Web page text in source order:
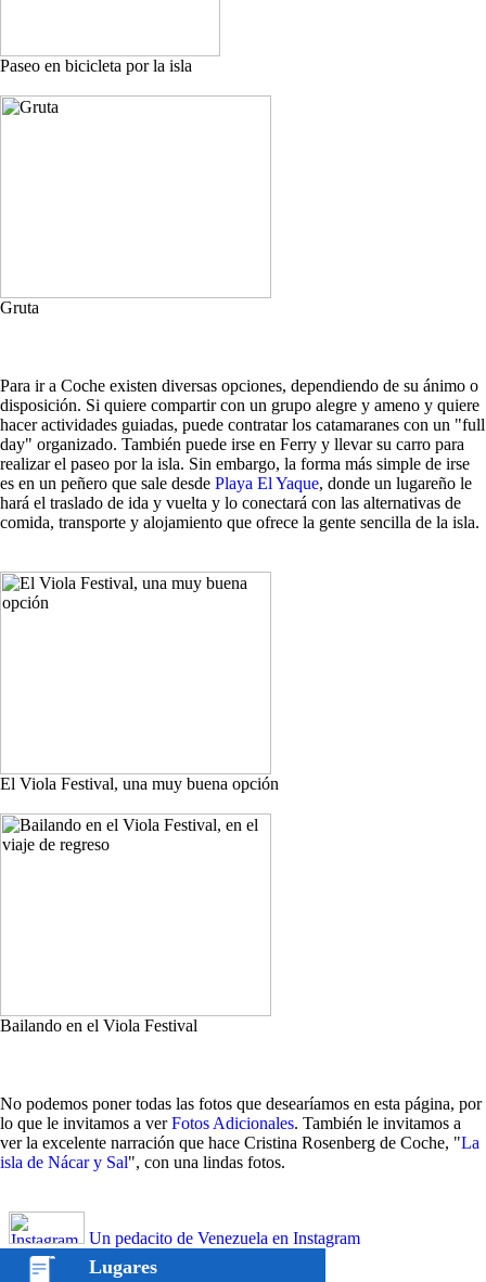
Paseo en bicicleta por la isla
Gruta
Para ir a Coche existen diversas opciones, dependiendo de su ánimo o
disposición. Si quiere compartir con un grupo alegre y ameno y quiere
hacer actividades guiadas, puede contratar los catamaranes con un "full
day" organizado. También puede irse en Ferry y llevar su carro para
realizar el paseo por la isla. Sin embargo, la forma más simple de irse
es en un peñero que sale desde Playa El Yaque, donde un lugareño le
hará el traslado de ida y vuelta y lo conectará con las alternativas de
comida, transporte y alojamiento que ofrece la gente sencilla de la isla.
El Viola Festival, una muy buena opción
Bailando en el Viola Festival
No podemos poner todas las fotos que desearíamos en esta página, por
lo que le invitamos a verFotos Adicionales. También le invitamos a
ver la excelente narración que hace Cristina Rosenberg de Coche, "La
isla de Nácar y Sal", con una lindas fotos.
Un pedacito de Venezuela en Instagram
Lugares